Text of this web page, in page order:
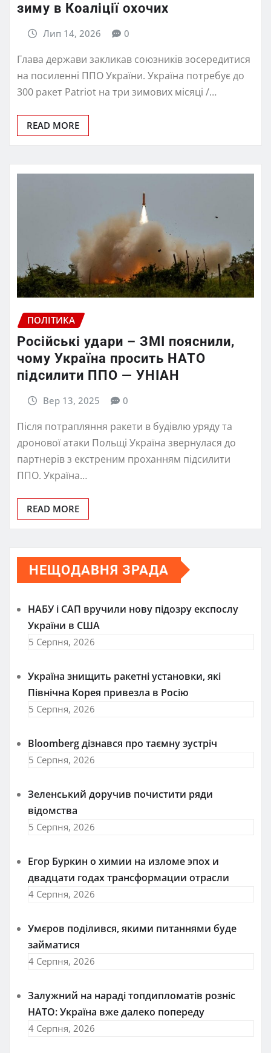
зиму в Коаліції охочих
Лип 14, 2026 0
Глава держави закликав союзників зосередитися
на посиленні ППО України. Україна потребує до
300 ракет Patriot на три зимових місяці /…
READ MORE
ПОЛІТИКА
Російські удари – ЗМІ пояснили,
чому Україна просить НАТО
підсилити ППО — УНІАН
Вер 13, 2025 0
Після потрапляння ракети в будівлю уряду та
дронової атаки Польщі Україна звернулася до
партнерів з екстреним проханням підсилити
ППО. Україна…
READ MORE
НЕЩОДАВНЯ ЗРАДА
НАБУ і САП вручили нову підозру експослу
України в США
5 Серпня, 2026
Україна знищить ракетні установки, які
Північна Корея привезла в Росію
5 Серпня, 2026
Bloomberg дізнався про таємну зустріч
5 Серпня, 2026
Зеленський доручив почистити ряди
відомства
5 Серпня, 2026
Егор Буркин о химии на изломе эпох и
двадцати годах трансформации отрасли
4 Серпня, 2026
Умєров поділився, якими питаннями буде
займатися
4 Серпня, 2026
Залужний на нараді топдипломатів розніс
НАТО: Україна вже далеко попереду
4 Серпня, 2026